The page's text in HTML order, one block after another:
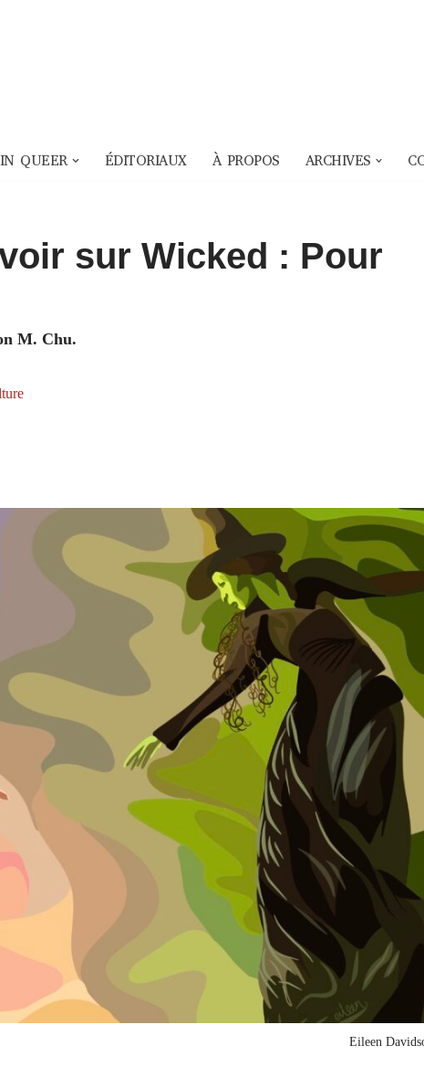
QUEER ÉDITORIAUX À PROPOS ARCHIVES
sur Wicked : Pour
M. Chu.
Eileen